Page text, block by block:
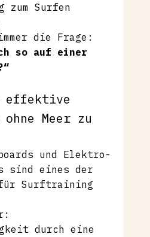
zum Surfen
die Frage:
so auf einer
effektive
Meer zu
und Elektro-
sind eines der
Surftraining
durch eine